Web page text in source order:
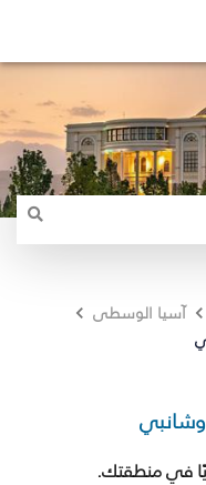
آسيا الوسطى
في منطقتك.